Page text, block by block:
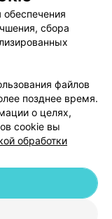
оплаты
сбора
файлов
позднее время.
о целях,
cookie вы
обработки